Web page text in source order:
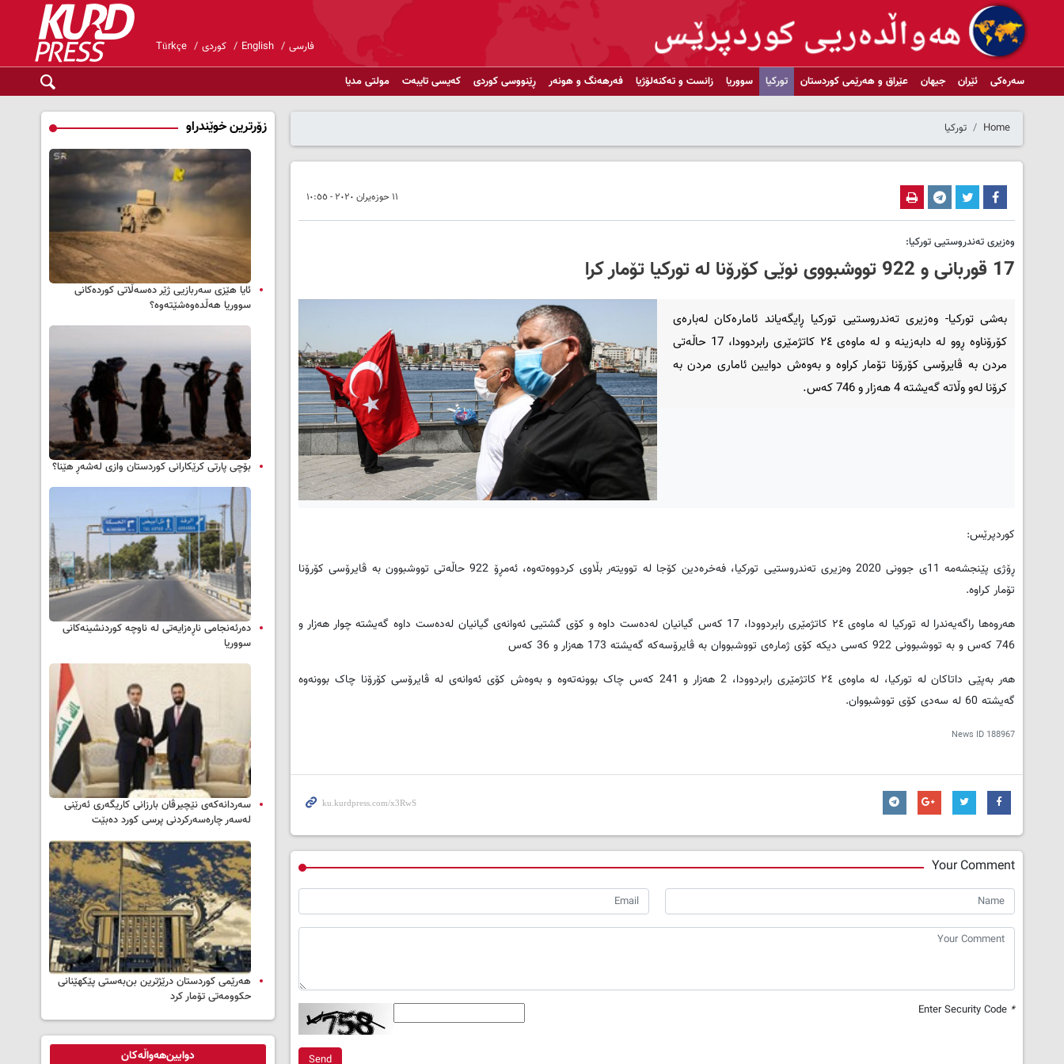
فارسی English کوردی Türkçe
سەرەکی ئێران جیهان عێراق و هەرێمی کوردستان تورکیا سووریا زانست و تەکنەلۆژیا فەرهەنگ و هونەر ڕێنووسی کوردی کەیسی تایبەت مولتی مدیا
Home تورکیا
١١ حوزەیران ٢٠٢٠ - ١٠:٥٥
وەزیری تەندروستیی تورکیا:
17 قوربانی و 922 تووشبووی نوێی کۆرۆنا لە تورکیا تۆمار کرا
بەشی تورکیا- وەزیری تەندروستیی تورکیا ڕایگەیاند ئامارەکان لەبارەی
کۆرۆناوە ڕوو لە دابەزینە و لە ماوەی ٢٤ کاتژمێری رابردوودا، 17 حاڵەتی
مردن بە ڤایرۆسی کۆرۆنا تۆمار کراوە و بەوەش دوایین ئاماری مردن بە
کرۆنا لەو وڵاتە گەیشتە 4 هەزار و 746 کەس.
کوردپرێس:
ڕۆژی پێنجشەمە 11ی جوونی 2020 وەزیری تەندروستیی تورکیا، فەخرەدین کۆجا لە توویتەر بڵاوی کردووەتەوە، ئەمڕۆ 922 حاڵەتی تووشبوون بە ڤایرۆسی کۆرۆنا
تۆمار کراوە.
هەروەها راگەیەندرا لە تورکیا لە ماوەی ٢٤ کاتژمێری رابردوودا، 17 کەس گیانیان لەدەست داوە و کۆی گشتیی ئەوانەی گیانیان لەدەست داوە گەیشتە چوار ھەزار و
746 کەس و بە تووشبوونی 922 کەسی دیکە کۆی ژمارەی تووشبووان بە ڤایرۆسەکە گەیشتە 173 هەزار و 36 کەس
ھەر بەپێی داتاکان لە تورکیا، لە ماوەی ٢٤ کاتژمێری رابردوودا، 2 هەزار و 241 کەس چاک بوونەتەوە و بەوەش کۆی ئەوانەی لە ڤایرۆسی کۆرۆنا چاک بوونەوە
گەیشتە 60 لە سەدی کۆی تووشبووان.
News ID 188967
Your Comment
*
Send
زۆرترین خوێندراو
ئایا هێزی سەربازیی ژێر دەسەڵاتی کوردەکانی
سووریا هەڵدەوەشێتەوە؟
بۆچی پارتی کرێکارانی کوردستان وازی لەشەڕ هێنا؟
دەرئەنجامی ناڕەزایەتی لە ناوچە کوردنشینەکانی
سووریا
سه‌ردانه‌کەی نێچیرڤان بارزانی كاریگه‌ری ئه‌رێنی
له‌سه‌ر چاره‌سه‌ركردنی پرسی كورد ده‌بێت
هەرێمی کوردستان درێژترین بن‌بەستی پێکهێنانی
حکوومەتی تۆمار کرد
دوایین‌هەواڵەکان